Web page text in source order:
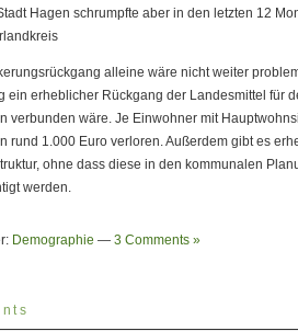
Hagen schrumpfte aber in den letzten 12
alleine wäre nicht weiter
ein erheblicher Rückgang der Landesmittel für
verbunden wäre. Je Einwohner mit
rund 1.000 Euro verloren. Außerdem gibt es
ohne dass diese in den kommunalen
werden.
Demographie — 3 Comments »